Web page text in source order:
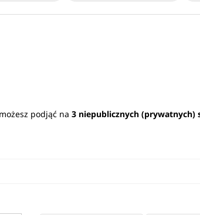
podjąć na3 niepublicznych (prywatnych)